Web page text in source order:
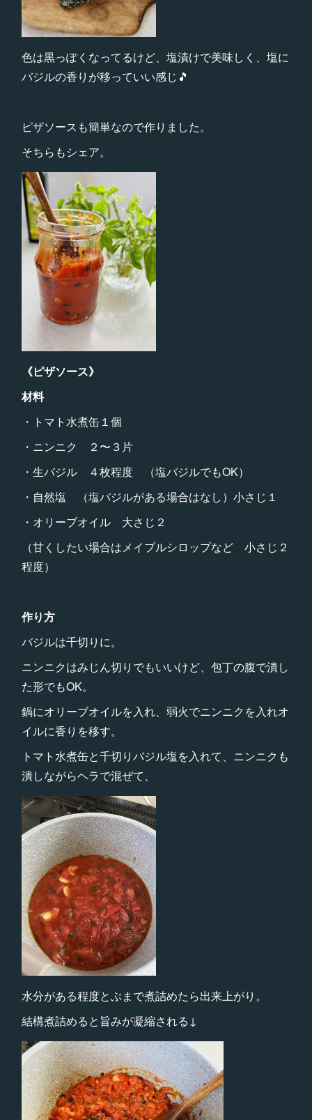
色は黒っぽくなってるけど、塩漬けで美味しく、塩に
バジルの香りが移っていい感じ🎵
ピザソースも簡単なので作りました。
そちらもシェア。
《ピザソース》
材料
・トマト水煮缶１個
・ニンニク ２〜３片
・生バジル ４枚程度 （塩バジルでもOK）
・自然塩 （塩バジルがある場合はなし）小さじ１
・オリーブオイル 大さじ２
（甘くしたい場合はメイプルシロップなど 小さじ２
程度）
作り方
バジルは千切りに。
ニンニクはみじん切りでもいいけど、包丁の腹で潰し
た形でもOK。
鍋にオリーブオイルを入れ、弱火でニンニクを入れオ
イルに香りを移す。
トマト水煮缶と千切りバジル塩を入れて、ニンニクも
潰しながらヘラで混ぜて、
水分がある程度とぶまで煮詰めたら出来上がり。
結構煮詰めると旨みが凝縮される↓